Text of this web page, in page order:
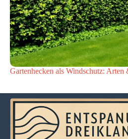
Gartenhecken als Windschutz: Arten